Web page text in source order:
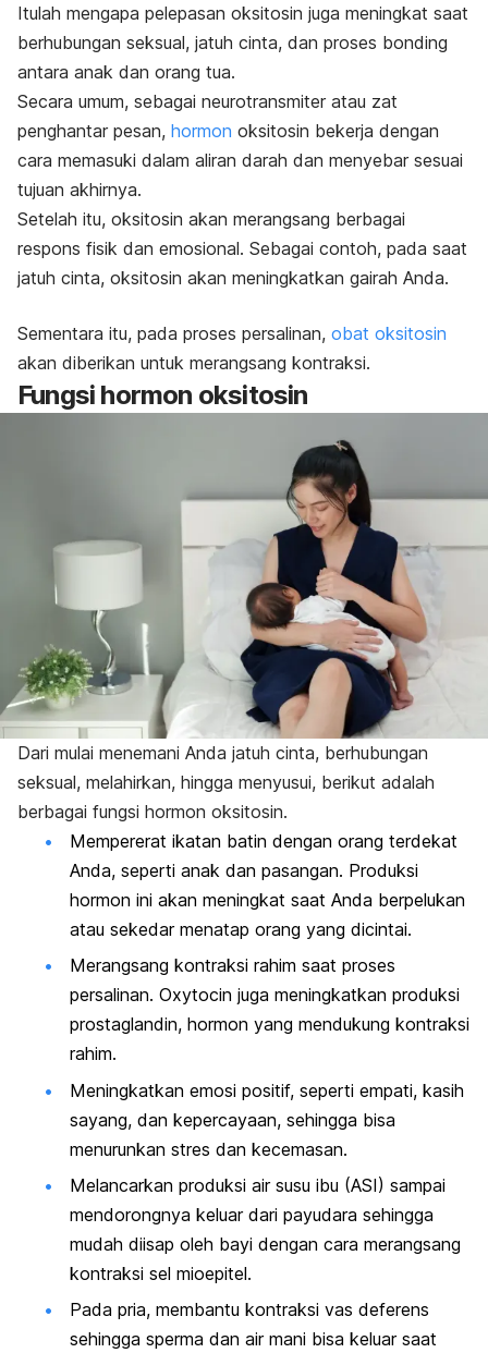
Itulah mengapa pelepasan oksitosin juga meningkat saat
berhubungan seksual, jatuh cinta, dan proses bonding
antara anak dan orang tua.
Secara umum, sebagai neurotransmiter atau zat
penghantar pesan, hormon oksitosin bekerja dengan
cara memasuki dalam aliran darah dan menyebar sesuai
tujuan akhirnya.
Setelah itu, oksitosin akan merangsang berbagai
respons fisik dan emosional. Sebagai contoh, pada saat
jatuh cinta, oksitosin akan meningkatkan gairah Anda.
Sementara itu, pada proses persalinan, obat oksitosin
akan diberikan untuk merangsang kontraksi.
Fungsi hormon oksitosin
Dari mulai menemani Anda jatuh cinta, berhubungan
seksual, melahirkan, hingga menyusui, berikut adalah
berbagai fungsi hormon oksitosin.
Mempererat ikatan batin dengan orang terdekat
Anda, seperti anak dan pasangan. Produksi
hormon ini akan meningkat saat Anda berpelukan
atau sekedar menatap orang yang dicintai.
Merangsang kontraksi rahim saat proses
persalinan. Oxytocin juga meningkatkan produksi
prostaglandin, hormon yang mendukung kontraksi
rahim.
Meningkatkan emosi positif, seperti empati, kasih
sayang, dan kepercayaan, sehingga bisa
menurunkan stres dan kecemasan.
Melancarkan produksi air susu ibu (ASI) sampai
mendorongnya keluar dari payudara sehingga
mudah diisap oleh bayi dengan cara merangsang
kontraksi sel mioepitel.
Pada pria, membantu kontraksi vas deferens
sehingga sperma dan air mani bisa keluar saat